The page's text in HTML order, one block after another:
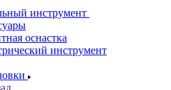
инструмент
оснастка
инструмент